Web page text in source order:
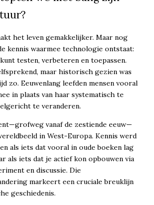
het leven gemakkelijker. Maar nog
kennis waarmee technologie ontstaat:
testen, verbeteren en toepassen.
maar historisch gezien was
zo. Eeuwenlang leefden mensen vooral
in plaats van haar systematisch te
te veranderen.
vanaf de zestiende eeuw—
in West-Europa. Kennis werd
als iets dat vooral in oude boeken lag
als iets dat je actief kon opbouwen via
en discussie. Die
markeert een cruciale breuklijn
geschiedenis.